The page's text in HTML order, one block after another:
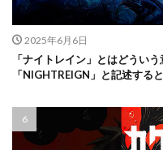
2025年6月6日
「ナイトレイン」とはどうい
「NIGHTREIGN」と記述すると